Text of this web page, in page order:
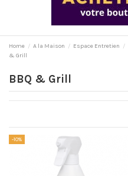
Home A la Maison Espace Entretien
& Grill
BBQ & Grill
-10%